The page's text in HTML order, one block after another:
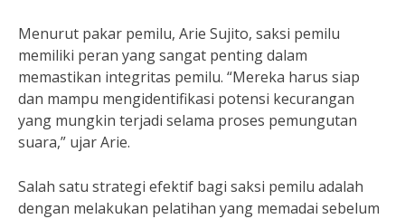
Menurut pakar pemilu, Arie Sujito, saksi pemilu
memiliki peran yang sangat penting dalam
memastikan integritas pemilu. “Mereka harus siap
dan mampu mengidentifikasi potensi kecurangan
yang mungkin terjadi selama proses pemungutan
suara,” ujar Arie.
Salah satu strategi efektif bagi saksi pemilu adalah
dengan melakukan pelatihan yang memadai sebelum